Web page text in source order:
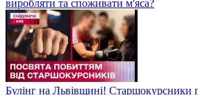
Експеримент від Сніданку: чи дійсно в
виробляти та споживати м'яса?